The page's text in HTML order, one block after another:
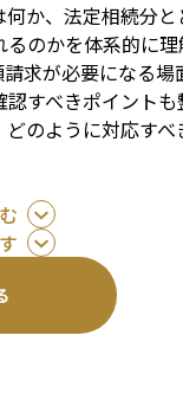
か、法定相続分と
るのかを体系的に
求が必要になる場
すべきポイントも
のように対応すべ